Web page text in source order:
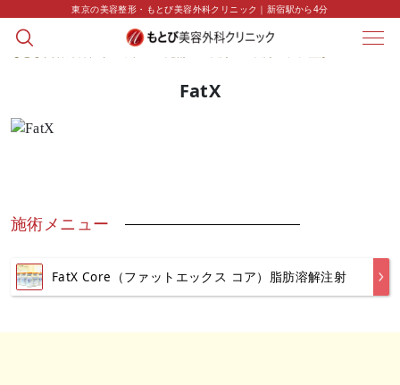
東京の美容整形・もとび美容外科クリニック｜新宿駅から4分
FatX
施術メニュー
FatX Core（ファットエックス コア）脂肪溶解注射